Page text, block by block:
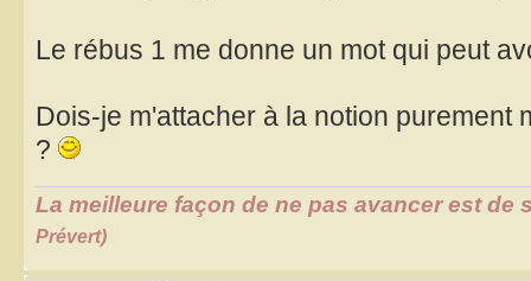
Le rébus 1 me donne un mot qui peut
Dois-je m'attacher à la notion purement
?
La meilleure façon de ne pas avancer est de
Prévert)